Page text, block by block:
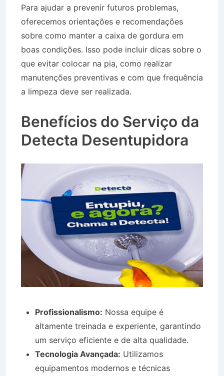
Para ajudar a prevenir futuros problemas,
oferecemos orientações e recomendações
sobre como manter a caixa de gordura em
boas condições. Isso pode incluir dicas sobre o
que evitar colocar na pia, como realizar
manutenções preventivas e com que frequência
a limpeza deve ser realizada.
Benefícios do Serviço da
Detecta Desentupidora
Profissionalismo: Nossa equipe é
altamente treinada e experiente, garantindo
um serviço eficiente e de alta qualidade.
Tecnologia Avançada: Utilizamos
equipamentos modernos e técnicas